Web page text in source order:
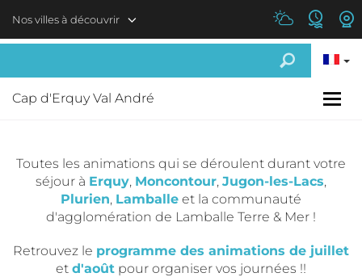
Nos villes à découvrir
Cap d'Erquy Val André
Toutes les animations qui se déroulent durant votre
séjour à Erquy, Moncontour, Jugon-les-Lacs,
Plurien, Lamballe et la communauté
d'agglomération de Lamballe Terre & Mer !
Retrouvez le programme des animations de juillet
et d'août pour organiser vos journées !!